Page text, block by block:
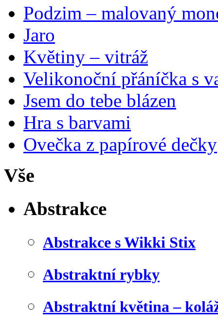
Podzim – malovaný
Jaro
Květiny – vitráž
Velikonoční přáníčka s
Jsem do tebe blázen
Hra s barvami
Ovečka z papírové dečky
Vše
Abstrakce
Abstrakce s Wikki Stix
Abstraktní rybky
Abstraktní květina –